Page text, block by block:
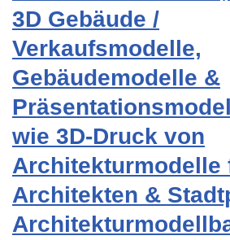
3D Gebäude /
Verkaufsmodelle,
Gebäudemodelle &
wie 3D-Druck von
Architekturmodelle
Architekten &